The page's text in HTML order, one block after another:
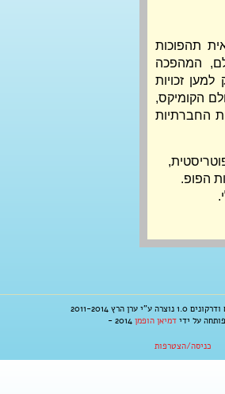
ערן הרץ 2011-2014
דמיאן הופמן 2014 -
כניסה/הצטרפות